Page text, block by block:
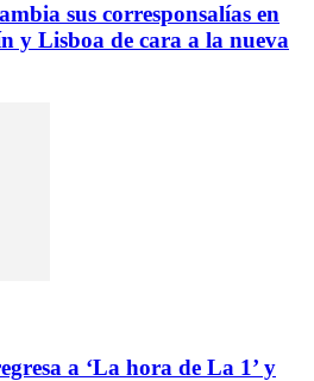
sus corresponsalías en
y Lisboa de cara a la nueva
a ‘La hora de La 1’ y